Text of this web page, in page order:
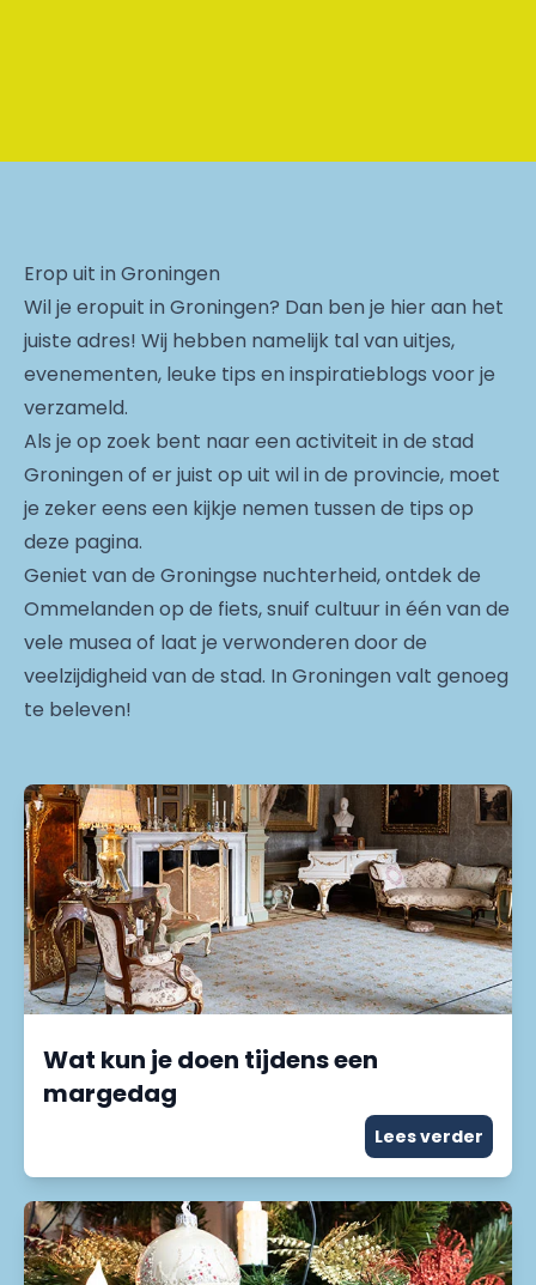
Erop uit in Groningen
Wil je eropuit in Groningen? Dan ben je hier aan het
juiste adres! Wij hebben namelijk tal van uitjes,
evenementen, leuke tips en inspiratieblogs voor je
verzameld.
Als je op zoek bent naar een activiteit in de stad
Groningen of er juist op uit wil in de provincie, moet
je zeker eens een kijkje nemen tussen de tips op
deze pagina.
Geniet van de Groningse nuchterheid, ontdek de
Ommelanden op de fiets, snuif cultuur in één van de
vele musea of laat je verwonderen door de
veelzijdigheid van de stad. In Groningen valt genoeg
te beleven!
Wat kun je doen tijdens een
margedag
Lees verder